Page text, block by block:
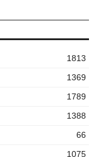
1813
1369
1789
1388
66
1075